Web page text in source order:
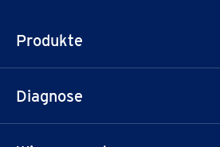
Produkte
Unterstützende Kompression
Diagnose